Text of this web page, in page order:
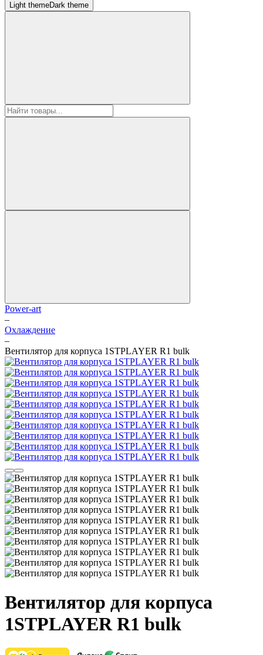
Light themeDark theme
Power-art
–
Охлаждение
–
Вентилятор для корпуса 1STPLAYER R1 bulk
Вентилятор для корпуса
1STPLAYER R1 bulk